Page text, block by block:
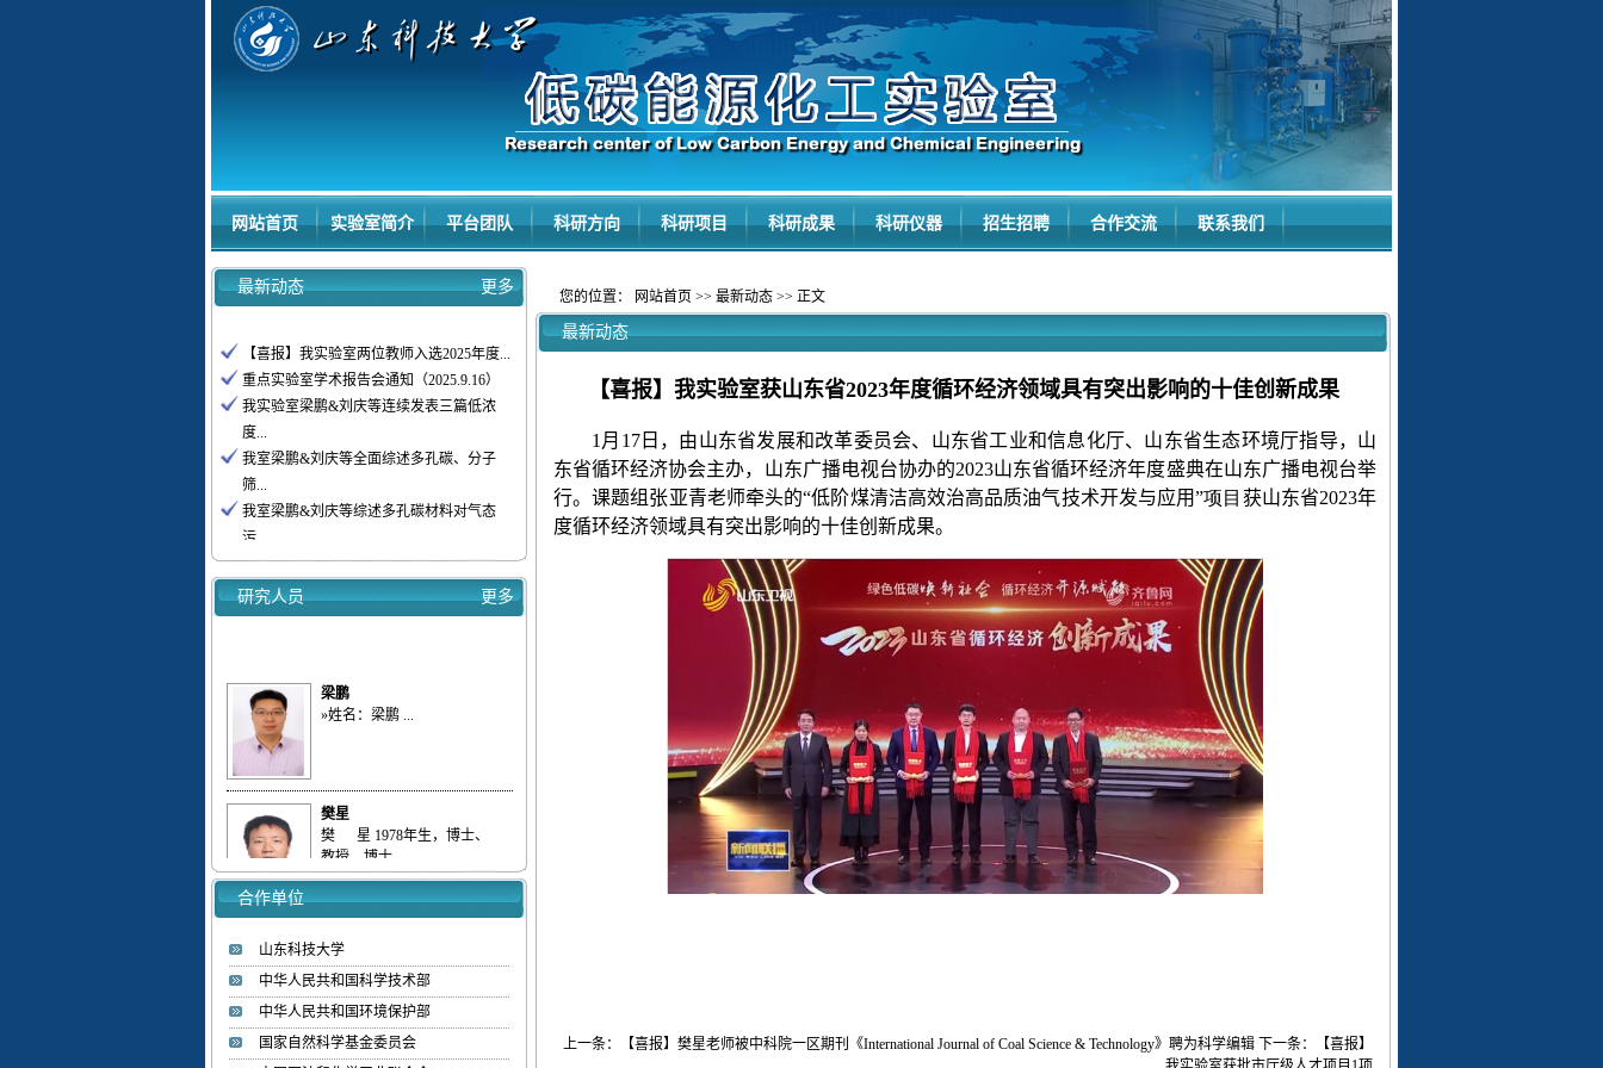
网站首页 实验室简介 平台团队 科研方向 科研项目 科研成果 科研仪器 招生招聘 合作交流 联系我们
最新动态 更多
【喜报】我实验室两位教师入选2025年度...
重点实验室学术报告会通知（2025.9.16）
我实验室梁鹏&刘庆等连续发表三篇低浓
度...
我室梁鹏&刘庆等全面综述多孔碳、分子
筛...
我室梁鹏&刘庆等综述多孔碳材料对气态
污...
【喜报】我实验室研究生获批山东省优秀...
热烈欢迎李彦坤博士加入低碳能源化工实验
研究人员 更多
梁鹏
»姓名：梁鹏 ...
樊星
樊 星 1978年生，博士、
教授、博士...
»姓名：赵国明 ...
刘庆
合作单位
山东科技大学
中华人民共和国科学技术部
中华人民共和国环境保护部
国家自然科学基金委员会
您的位置： 网站首页 >> 最新动态 >> 正文
最新动态
【喜报】我实验室获山东省2023年度循环经济领域具有突出影响的十佳创新成果
1 月 17日，由山东省发展和改革委员会、山东省工业和信息化厅、山东省生态环境厅指导，山
东省循环经济协会主办，山东广播电视台协办的2023山东省循环经济年度盛典在山东广播电视台举
行。课题组张亚青老师牵头的“低阶煤清洁高效治高品质油气技术开发与应用”项目 获山东省2023年
度循环经济领域具有突出影响的十佳创新成果。
上一条： 【喜报】樊星老师被中科院一区期刊《International Journal of Coal Science & Technology》聘为科学编辑 下一条：
【喜报】